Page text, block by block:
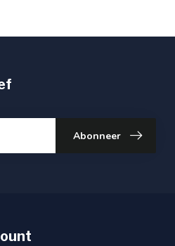
Abonneer